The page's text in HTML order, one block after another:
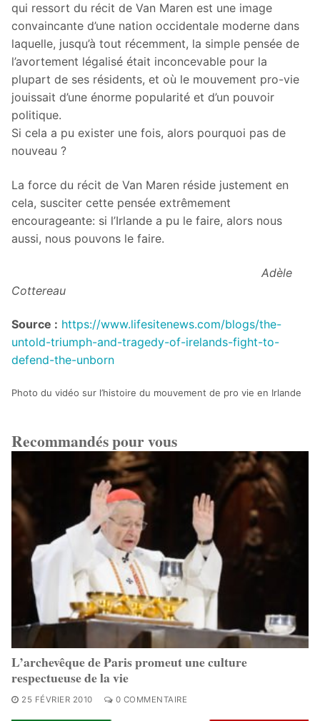
qui ressort du récit de Van Maren est une image
convaincante d’une nation occidentale moderne dans
laquelle, jusqu’à tout récemment, la simple pensée de
l’avortement légalisé était inconcevable pour la
plupart de ses résidents, et où le mouvement pro-vie
jouissait d’une énorme popularité et d’un pouvoir
politique.
Si cela a pu exister une fois, alors pourquoi pas de
nouveau ?
La force du récit de Van Maren réside justement en
cela, susciter cette pensée extrêmement
encourageante: si l’Irlande a pu le faire, alors nous
aussi, nous pouvons le faire.
Adèle
Cottereau
Source : https://www.lifesitenews.com/blogs/the-
untold-triumph-and-tragedy-of-irelands-fight-to-
defend-the-unborn
Photo du vidéo sur l’histoire du mouvement de pro vie en Irlande
Recommandés pour vous
L’archevêque de Paris promeut une culture
respectueuse de la vie
25 FÉVRIER 2010 0 COMMENTAIRE